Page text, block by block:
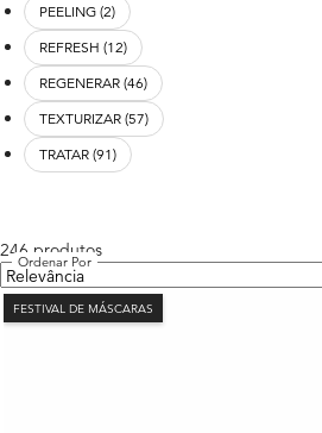
PEELING (2)
REFRESH (12)
REGENERAR (46)
TEXTURIZAR (57)
TRATAR (91)
246 produtos
Ordenar Por
FESTIVAL DE MÁSCARAS